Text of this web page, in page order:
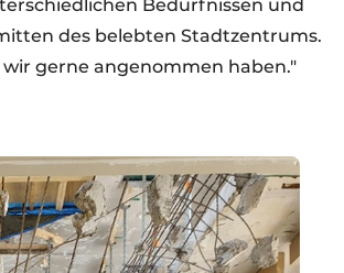
Bedürfnissen und
des belebten Stadtzentrums.
gerne angenommen haben."